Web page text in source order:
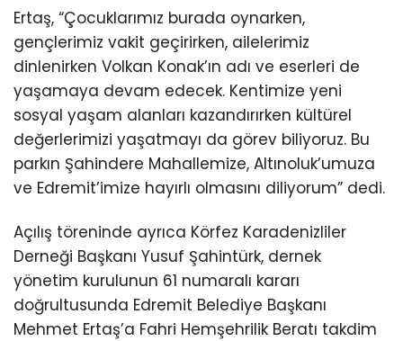
Ertaş, “Çocuklarımız burada oynarken,
gençlerimiz vakit geçirirken, ailelerimiz
dinlenirken Volkan Konak’ın adı ve eserleri de
yaşamaya devam edecek. Kentimize yeni
sosyal yaşam alanları kazandırırken kültürel
değerlerimizi yaşatmayı da görev biliyoruz. Bu
parkın Şahindere Mahallemize, Altınoluk’umuza
ve Edremit’imize hayırlı olmasını diliyorum” dedi.
Açılış töreninde ayrıca Körfez Karadenizliler
Derneği Başkanı Yusuf Şahintürk, dernek
yönetim kurulunun 61 numaralı kararı
doğrultusunda Edremit Belediye Başkanı
Mehmet Ertaş’a Fahri Hemşehrilik Beratı takdim